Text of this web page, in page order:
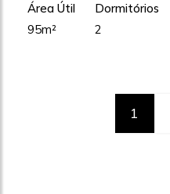
Área Útil
95m²
Dormitórios
2
1